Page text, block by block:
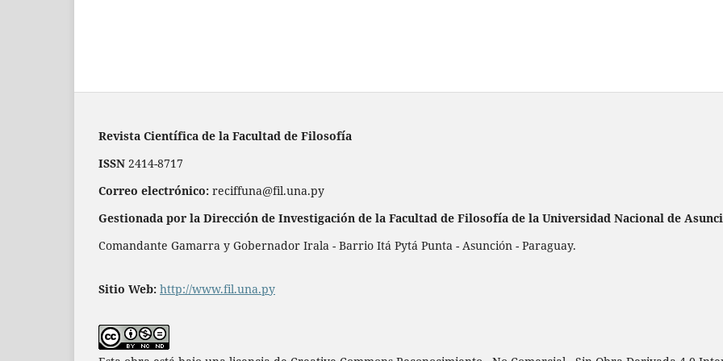
Revista Científica de la Facultad de Filosofía
ISSN 2414-8717
Correo electrónico: reciffuna@fil.una.py
Gestionada por la Dirección de Investigación de la Facultad de Filosofía de la Universidad Nacional de
Comandante Gamarra y Gobernador Irala - Barrio Itá Pytá Punta - Asunción - Paraguay.
Sitio Web: http://www.fil.una.py